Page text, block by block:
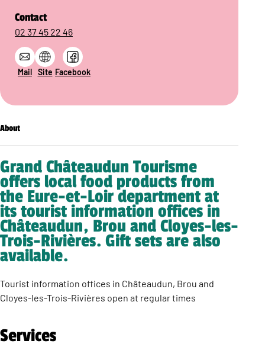
Contact
02 37 45 22 46
Mail Site Facebook
About
Grand Châteaudun Tourisme
offers local food products from
the Eure-et-Loir department at
its tourist information offices in
Châteaudun, Brou and Cloyes-les-
Trois-Rivières. Gift sets are also
available.
Tourist information offices in Châteaudun, Brou and
Cloyes-les-Trois-Rivières open at regular times
Services